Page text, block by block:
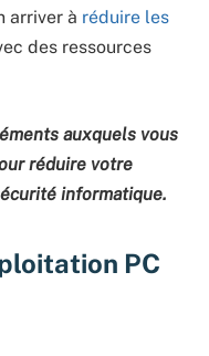
arriver à réduire les
des ressources
auxquels vous
réduire votre
informatique.
PC